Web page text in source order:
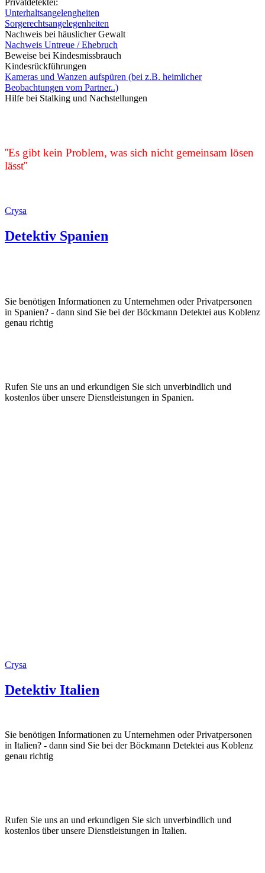
Unterhaltsangelengheiten
Sorgerechtsangelegenheiten
Nachweis bei häuslicher Gewalt
Nachweis Untreue / Ehebruch
Beweise bei Kindesmissbrauch
Kindesrückführungen
Kameras und Wanzen aufspüren (bei z.B. heimlicher
Beobachtungen vom Partner..)
Hilfe bei Stalking und Nachstellungen
''Es gibt kein Problem, was sich nicht gemeinsam lösen
lässt''
Crysa
Detektiv Spanien
Sie benötigen Informationen zu Unternehmen oder Privatpersonen
in Spanien? - dann sind Sie bei der Böckmann Detektei aus Koblenz
genau richtig
Rufen Sie uns an und erkundigen Sie sich unverbindlich und
kostenlos über unsere Dienstleistungen in Spanien.
Crysa
Detektiv Italien
Sie benötigen Informationen zu Unternehmen oder Privatpersonen
in Italien? - dann sind Sie bei der Böckmann Detektei aus Koblenz
genau richtig
Rufen Sie uns an und erkundigen Sie sich unverbindlich und
kostenlos über unsere Dienstleistungen in Italien.